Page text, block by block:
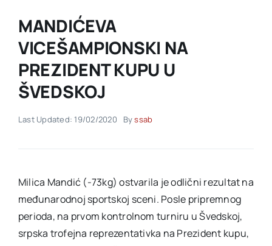
Akti SSAB
Kontakt
MANDIĆEVA
VICEŠAMPIONSKI NA
PREZIDENT KUPU U
ŠVEDSKOJ
Last Updated: 19/02/2020 Byssab
Milica Mandić (-73kg) ostvarila je odlični rezultat na
međunarodnoj sportskoj sceni. Posle pripremnog
perioda, na prvom kontrolnom turniru u Švedskoj,
srpska trofejna reprezentativka na Prezident kupu,